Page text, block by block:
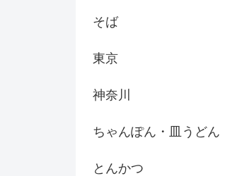
そば
東京
神奈川
ちゃんぽん・皿うどん
とんかつ